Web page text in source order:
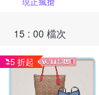
15 : 00 檔次
5 折起